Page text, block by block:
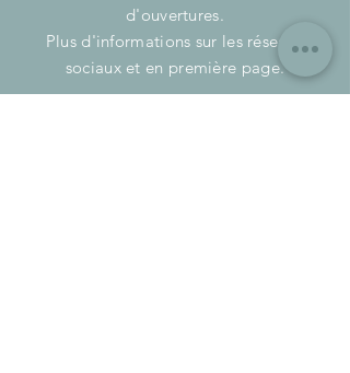
d'ouvertures.
Plus d'informations sur les réseaux
sociaux et en première page.